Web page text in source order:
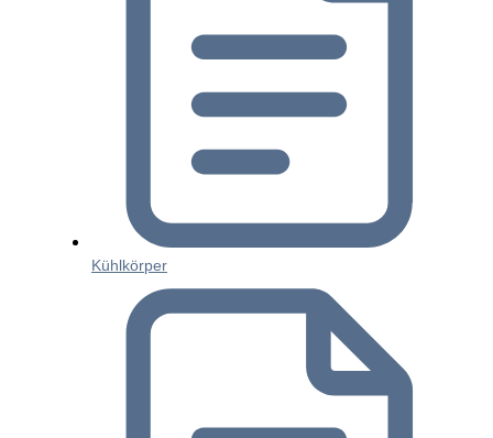
Kühlkörper